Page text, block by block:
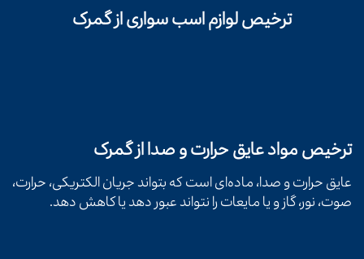
ترخیص لوازم اسب سواری از گمرک
ترخیص مواد عایق حرارت و صدا از گمرک
عایق حرارت و صدا، ماده‌ای است که بتواند جریان الکتریکی، حرارت،
صوت، نور، گاز و یا مایعات را نتواند عبور دهد یا کاهش دهد.